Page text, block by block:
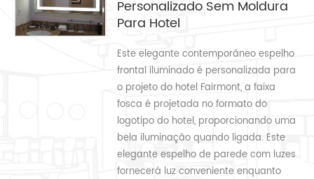
Personalizado Sem Moldura
Para Hotel
Este elegante contemporâneo espelho
frontal iluminado é personalizada para
o projeto do hotel Fairmont, a faixa
fosca é projetada no formato do
logotipo do hotel, proporcionando uma
bela iluminação quando ligada. Este
elegante espelho de parede com luzes
fornecerá luz conveniente enquanto